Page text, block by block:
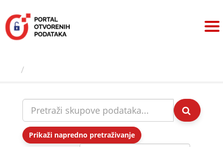
sadržaj
Prikaži napredno pretraživanje